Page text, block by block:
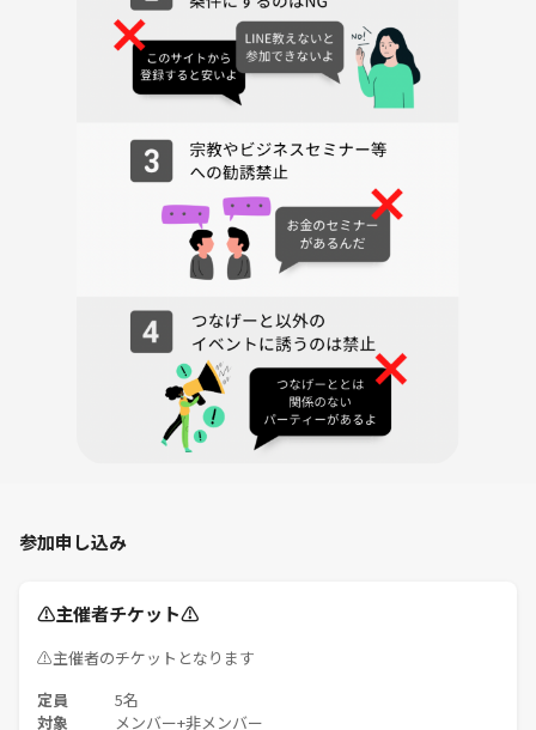
最後には「やっぱりみんなで合わせるのはいいよね💖」という気持ち
にさせてくれる練習会😌
みんなで音楽仲間を増やしましょう🤭
たくさんのご参加お待ちしております❣️
気になることがあればお気軽にコメントください☺️
参加申し込み
⚠️主催者チケット⚠️
⚠️主催者のチケットとなります
定員 5名
対象 メンバー+非メンバー